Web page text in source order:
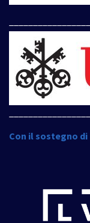
Con il sostegno di